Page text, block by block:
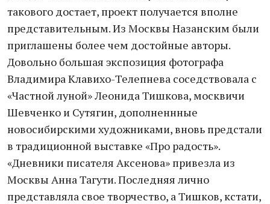
такового достает, проект получается вполне
представительным. Из Москвы Назанским были
приглашены более чем достойные авторы.
Довольно большая экспозиция фотографа
Владимира Клавихо-Телепнева соседствовала с
«Частной луной» Леонида Тишкова, москвичи
Шевченко и Сутягин, дополненнные
новосибирскими художниками, вновь предстали
в традиционной выставке «Про радость».
«Дневники писателя Аксенова» привезла из
Москвы Анна Тагути. Последняя лично
представляла свое творчество, а Тишков, кстати,